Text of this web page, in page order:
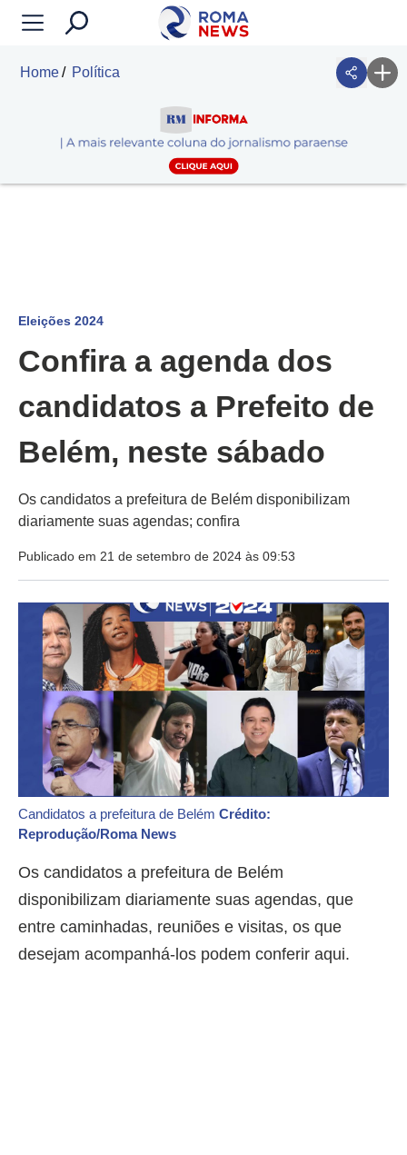
Home Política
Eleições 2024
Confira a agenda dos
candidatos a Prefeito de
Belém, neste sábado
Os candidatos a prefeitura de Belém disponibilizam
diariamente suas agendas; confira
Publicado em 21 de setembro de 2024 às 09:53
Candidatos a prefeitura de Belém Crédito:
Reprodução/Roma News
Os candidatos a prefeitura de Belém
disponibilizam diariamente suas agendas, que
entre caminhadas, reuniões e visitas, os que
desejam acompanhá-los podem conferir aqui.